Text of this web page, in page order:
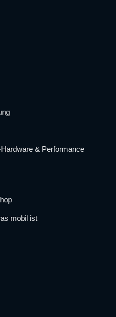
& Performance
mobil ist